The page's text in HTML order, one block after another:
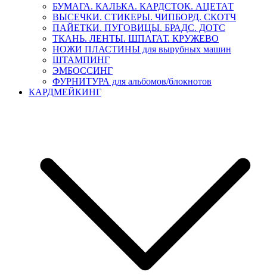
БУМАГА. КАЛЬКА. КАРДСТОК. АЦЕТАТ
ВЫСЕЧКИ. СТИКЕРЫ. ЧИПБОРД. СКОТЧ
ПАЙЕТКИ. ПУГОВИЦЫ. БРАДС. ДОТС
ТКАНЬ. ЛЕНТЫ. ШПАГАТ. КРУЖЕВО
НОЖИ ПЛАСТИНЫ для вырубных машин
ШТАМПИНГ
ЭМБОССИНГ
ФУРНИТУРА для альбомов/блокнотов
КАРДМЕЙКИНГ